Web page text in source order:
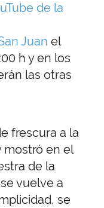
de la
Juan el
h y en los
las otras
frescura a la
mostró en el
de la
vuelve a
se